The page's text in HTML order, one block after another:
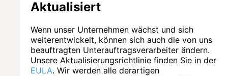
Aktualisiert
Wenn unser Unternehmen wächst und sich
weiterentwickelt, können sich auch die von uns
beauftragten Unterauftragsverarbeiter ändern.
Unsere Aktualisierungsrichtlinie finden Sie in der
EULA. Wir werden alle derartigen